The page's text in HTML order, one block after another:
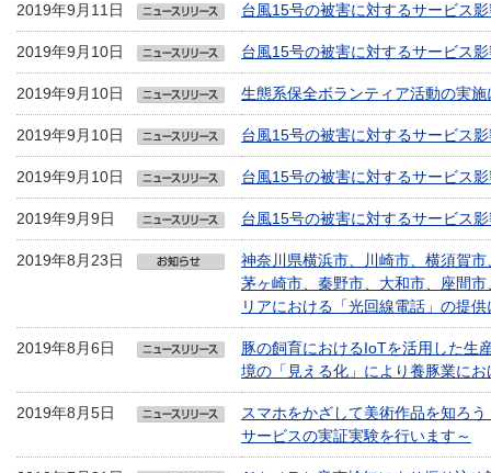
2019年9月11日 台風15号の被害に対するサービス
2019年9月10日 台風15号の被害に対するサービス
2019年9月10日 生態系保全ボランティア活動の実施
2019年9月10日 台風15号の被害に対するサービス
2019年9月10日 台風15号の被害に対するサービス
2019年9月9日 台風15号の被害に対するサービス
2019年8月23日
神奈川県横浜市、川崎市、横須賀
茅ヶ崎市、秦野市、大和市、座間
リアにおける「光回線電話」の提
2019年8月6日
豚の飼育におけるIoTを活用した生
境の「見える化」により養豚業に
2019年8月5日
スマホをかざして美術作品を知ろ
サービスの実証実験を行います～